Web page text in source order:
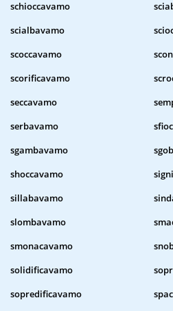
schioccavamo
scialbavamo
scoccavamo
scorificavamo
seccavamo
serbavamo
sgambavamo
shoccavamo
sillabavamo
slombavamo
smonacavamo
solidificavamo
sopredificavamo